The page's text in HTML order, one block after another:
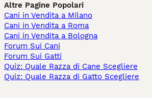
Altre Pagine Popolari
Cani in Vendita a Milano
Cani in Vendita a Roma
Cani in Vendita a Bologna
Forum Sui Cani
Forum Sui Gatti
Quiz: Quale Razza di Cane Scegliere
Quiz: Quale Razza di Gatto Scegliere